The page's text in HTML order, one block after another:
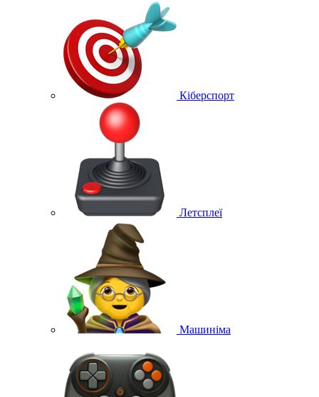
Кіберспорт
Летсплеї
Машиніма